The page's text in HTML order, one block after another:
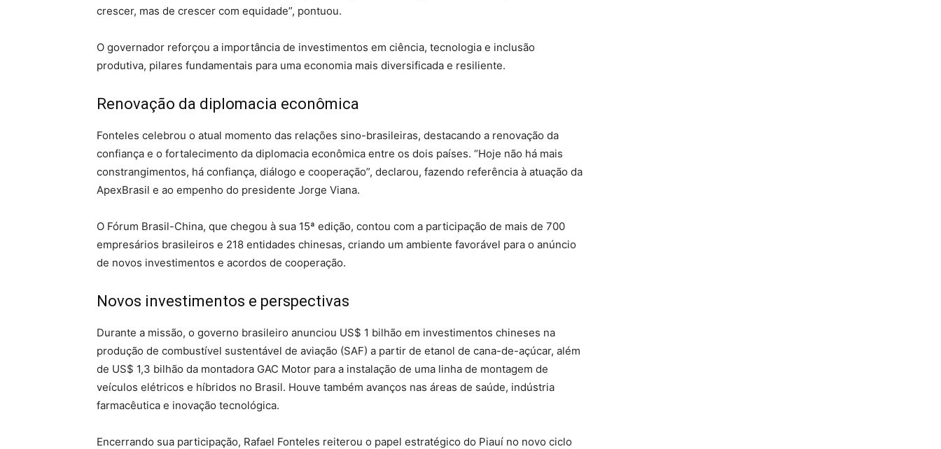
crescer, mas de crescer com equidade”, pontuou.
O governador reforçou a importância de investimentos em ciência, tecnologia e inclusão
produtiva, pilares fundamentais para uma economia mais diversificada e resiliente.
Renovação da diplomacia econômica
Fonteles celebrou o atual momento das relações sino-brasileiras, destacando a renovação da
confiança e o fortalecimento da diplomacia econômica entre os dois países. “Hoje não há mais
constrangimentos, há confiança, diálogo e cooperação”, declarou, fazendo referência à atuação da
ApexBrasil e ao empenho do presidente Jorge Viana.
O Fórum Brasil-China, que chegou à sua 15ª edição, contou com a participação de mais de 700
empresários brasileiros e 218 entidades chinesas, criando um ambiente favorável para o anúncio
de novos investimentos e acordos de cooperação.
Novos investimentos e perspectivas
Durante a missão, o governo brasileiro anunciou US$ 1 bilhão em investimentos chineses na
produção de combustível sustentável de aviação (SAF) a partir de etanol de cana-de-açúcar, além
de US$ 1,3 bilhão da montadora GAC Motor para a instalação de uma linha de montagem de
veículos elétricos e híbridos no Brasil. Houve também avanços nas áreas de saúde, indústria
farmacêutica e inovação tecnológica.
Encerrando sua participação, Rafael Fonteles reiterou o papel estratégico do Piauí no novo ciclo